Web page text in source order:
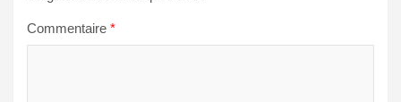
Commentaire *